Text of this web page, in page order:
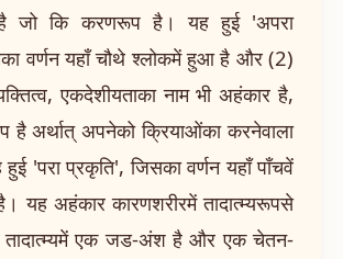
जो कि करणरूप है। यह हुई 'अपरा
वर्णन यहाँ चौथे श्लोकमें हुआ है और (2)
एकदेशीयताका नाम भी अहंकार है,
है अर्थात् अपनेको क्रियाओंका करनेवाला
'परा प्रकृति', जिसका वर्णन यहाँ पाँचवें
यह अहंकार कारणशरीरमें तादात्म्यरूपसे
तादात्म्यमें एक जड-अंश है और एक चेतन-